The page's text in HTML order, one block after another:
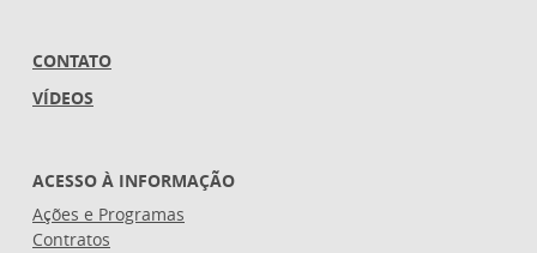
CONTATO
VÍDEOS
ACESSO À INFORMAÇÃO
Ações e Programas
Contratos